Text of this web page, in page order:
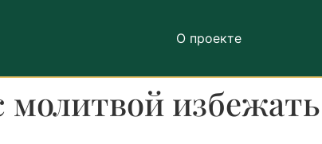
О проекте
молитвой